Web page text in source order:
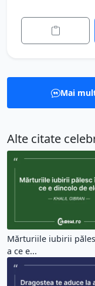
Mai
Alte citate
Mărturiile iubirii
a ce e...